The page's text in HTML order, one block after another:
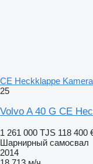
CE Heckklappe Kamera
25
Volvo A 40 G CE
1 261 000 TJS 118 400
Шарнирный самосвал
2014